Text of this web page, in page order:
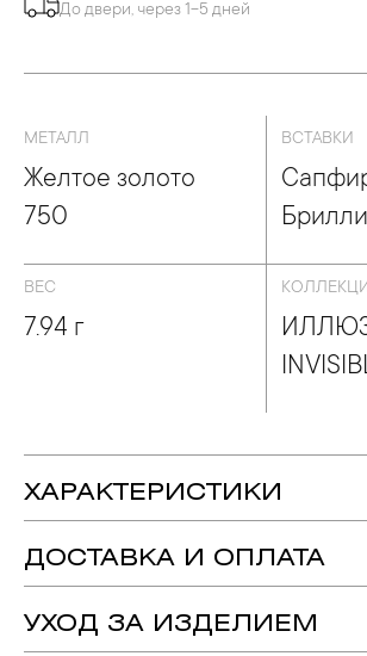
До двери, через 1-5 дней
МЕТАЛЛ
Желтое золото
750
ВСТАВКИ
ВЕС
7.94 г
ХАРАКТЕРИСТИКИ
Вставка: Сапфир - Количество:
подробнее
Бриллиант -
«Принцесса-57»,
ДОСТАВКА И ОПЛАТА
УХОД ЗА ИЗДЕЛИЕМ